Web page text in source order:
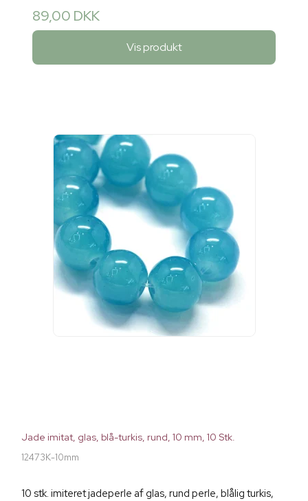
89,00 DKK
Vis produkt
Jade imitat, glas, blå-turkis, rund, 10 mm, 10 Stk.
12473K-10mm
10 stk. imiteret jadeperle af glas, rund perle, blålig turkis,